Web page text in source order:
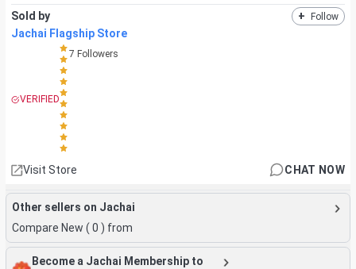
Sold by + Follow
Jachai Flagship Store
VERIFIED
7 Followers
Visit Store CHAT NOW
Other sellers on Jachai
Compare New ( 0 ) from
Become a Jachai Membership to